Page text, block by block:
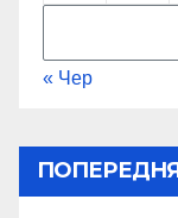
« Чер